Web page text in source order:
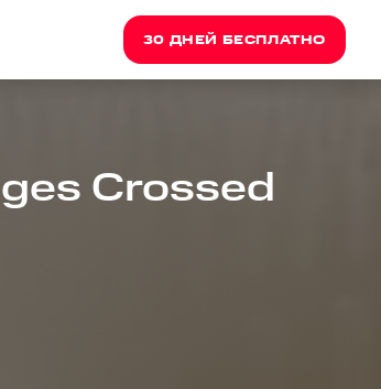
30 ДНЕЙ БЕСПЛАТНО
Crossed